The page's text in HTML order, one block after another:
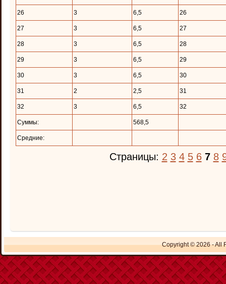
26 3 6,5 26
27 3 6,5 27
28 3 6,5 28
29 3 6,5 29
30 3 6,5 30
31 2 2,5 31
32 3 6,5 32
Суммы: 568,5
Средние:
Страницы: 2 3 4 5 6 7 8
Copyright © 2026 - All